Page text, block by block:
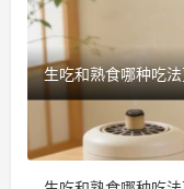
生吃和熟食哪种吃